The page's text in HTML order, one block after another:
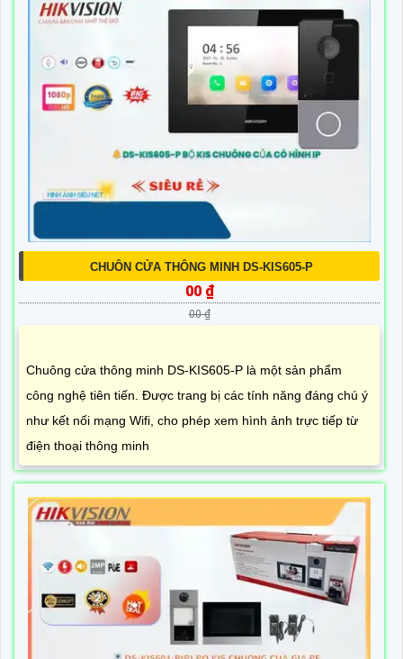
CHUÔN CỬA THÔNG MINH DS-KIS605-P
00 ₫
00 ₫
Chuông cửa thông minh DS-KIS605-P là một sản phẩm
công nghệ tiên tiến. Được trang bị các tính năng đáng chú ý
như kết nối mạng Wifi, cho phép xem hình ảnh trực tiếp từ
điện thoại thông minh